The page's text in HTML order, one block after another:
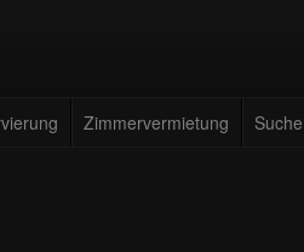
Zimmervermietung Suche